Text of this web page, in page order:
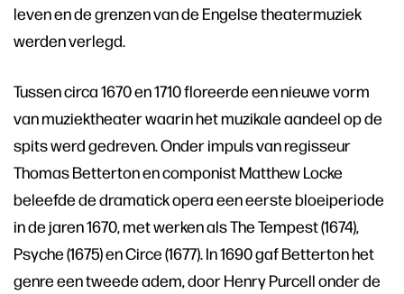
leven en de grenzen van de Engelse theatermuziek
werden verlegd.
Tussen circa 1670 en 1710 floreerde een nieuwe vorm
van muziektheater waarin het muzikale aandeel op de
spits werd gedreven. Onder impuls van regisseur
Thomas Betterton en componist Matthew Locke
beleefde de dramatick opera een eerste bloeiperiode
in de jaren 1670, met werken als The Tempest (1674),
Psyche (1675) en Circe (1677). In 1690 gaf Betterton het
genre een tweede adem, door Henry Purcell onder de